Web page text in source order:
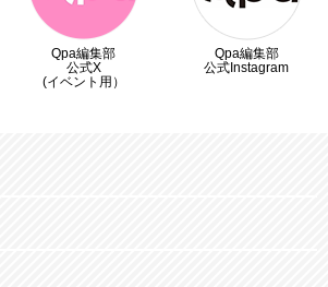
Qpa編集部
公式X
(イベント用）
Qpa編集部
公式Instagram